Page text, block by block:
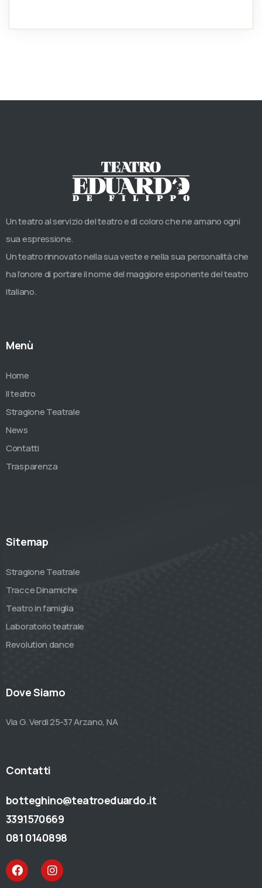
Un teatro al servizio del teatro e di coloro che ne amano ogni
sua espressione.
Un teatro rinnovato nella sua veste e nella sua personalità che
ha l’onore di portare il nome del maggiore esponente del teatro
italiano.
Menù
Home
Il teatro
Stragione Teatrale
News
Contatti
Trasparenza
Sitemap
Stragione Teatrale
Tracce Dinamiche
Teatro in famiglia
Laboratorio teatrale
Revolution dance
Dove Siamo
Via G. Verdi 25-37 Arzano, NA
Contatti
botteghino@teatroeduardo.it
3391570669
081 0140898